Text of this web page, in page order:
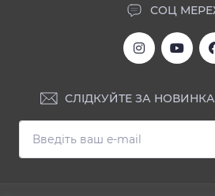
СОЦ
СЛІДКУЙТЕ ЗА